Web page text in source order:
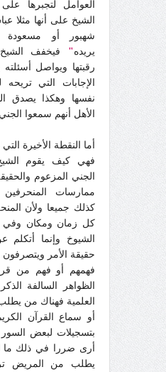
العوامل لتجبرها
الشيخ على أنها مثلا
شهبور أو مسعودة
يريده" فيخفف
رقبتها ويواصل
الإجابات التي
نفسها وهكذا يصدق
الأهل أنهم سمعوا
أما النقطة الأخيرة
فهي كيف يقوم
الجني المزعوم
ممارسات المنحرفين
كذلك جميعا ولأن
كل زمان ومكان وفي
الشيوخ وإنما أتكلم
حقيقة الأمر ويتصرفون
فهمهم أو فهم من
الظواهر السالفة
العلمية فهناك من
أو سماع القرآن
بتسجيلات لبعض السور
أرى ضررا في ذلك ما
يطلب من المريض